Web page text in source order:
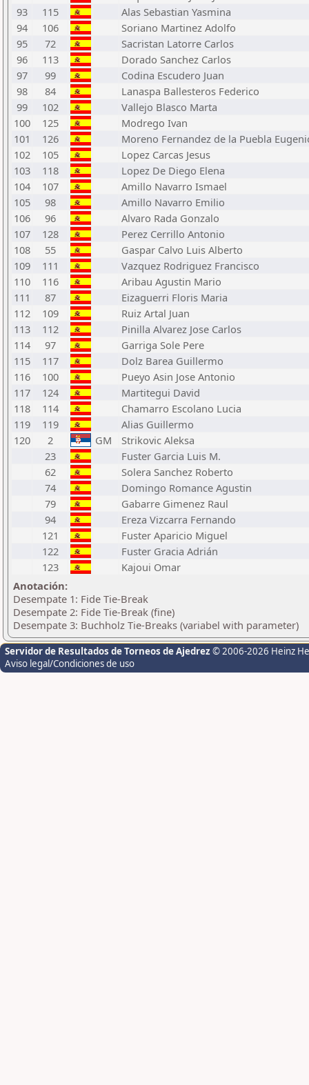
93
115
Alas Sebastian Yasmina
94
106
Soriano Martinez Adolfo
95
72
Sacristan Latorre Carlos
96
113
Dorado Sanchez Carlos
97
99
Codina Escudero Juan
98
84
Lanaspa Ballesteros Federico
99
102
Vallejo Blasco Marta
100
125
Modrego Ivan
101
126
Moreno Fernandez de la Puebla
102
105
Lopez Carcas Jesus
103
118
Lopez De Diego Elena
104
107
Amillo Navarro Ismael
105
98
Amillo Navarro Emilio
106
96
Alvaro Rada Gonzalo
107
128
Perez Cerrillo Antonio
108
55
Gaspar Calvo Luis Alberto
109
111
Vazquez Rodriguez Francisco
110
116
Aribau Agustin Mario
111
87
Eizaguerri Floris Maria
112
109
Ruiz Artal Juan
113
112
Pinilla Alvarez Jose Carlos
114
97
Garriga Sole Pere
115
117
Dolz Barea Guillermo
116
100
Pueyo Asin Jose Antonio
117
124
Martitegui David
118
114
Chamarro Escolano Lucia
119
119
Alias Guillermo
120
2 GM
Strikovic Aleksa
23
Fuster Garcia Luis M.
62
Solera Sanchez Roberto
74
Domingo Romance Agustin
79
Gabarre Gimenez Raul
94
Ereza Vizcarra Fernando
121
Fuster Aparicio Miguel
122
Fuster Gracia Adrián
123
Kajoui Omar
Anotación:
Desempate 1: Fide Tie-Break
Desempate 2: Fide Tie-Break (fine)
Desempate 3: Buchholz Tie-Breaks (variabel with parameter)
Servidor de Resultados de Torneos de Ajedrez © 2006-2026 Heinz
Aviso legal/Condiciones de uso